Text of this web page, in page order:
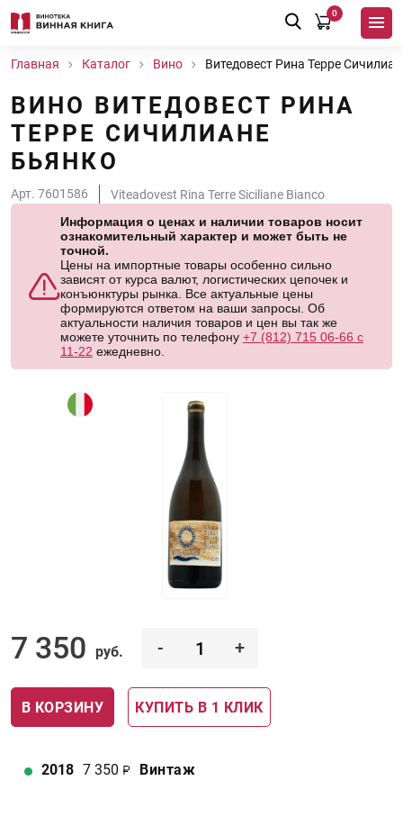
0
Главная Каталог Вино Витедовест Рина Терре
ВИНО ВИТЕДОВЕСТ РИНА
ТЕРРЕ СИЧИЛИАНЕ
БЬЯНКО
Арт. 7601586
Viteadovest Rina Terre Siciliane Bianco
Информация о ценах и наличии товаров носит
ознакомительный характер и может быть не
точной.
Цены на импортные товары особенно сильно
зависят от курса валют, логистических цепочек и
конъюнктуры рынка. Все актуальные цены
формируются ответом на ваши запросы. Об
актуальности наличия товаров и цен вы так же
можете уточнить по телефону +7 (812) 715 06-66 с
11-22 ежедневно.
7 350 руб. - +
В КОРЗИНУ КУПИТЬ В 1 КЛИК
2018 7 350 Винтаж